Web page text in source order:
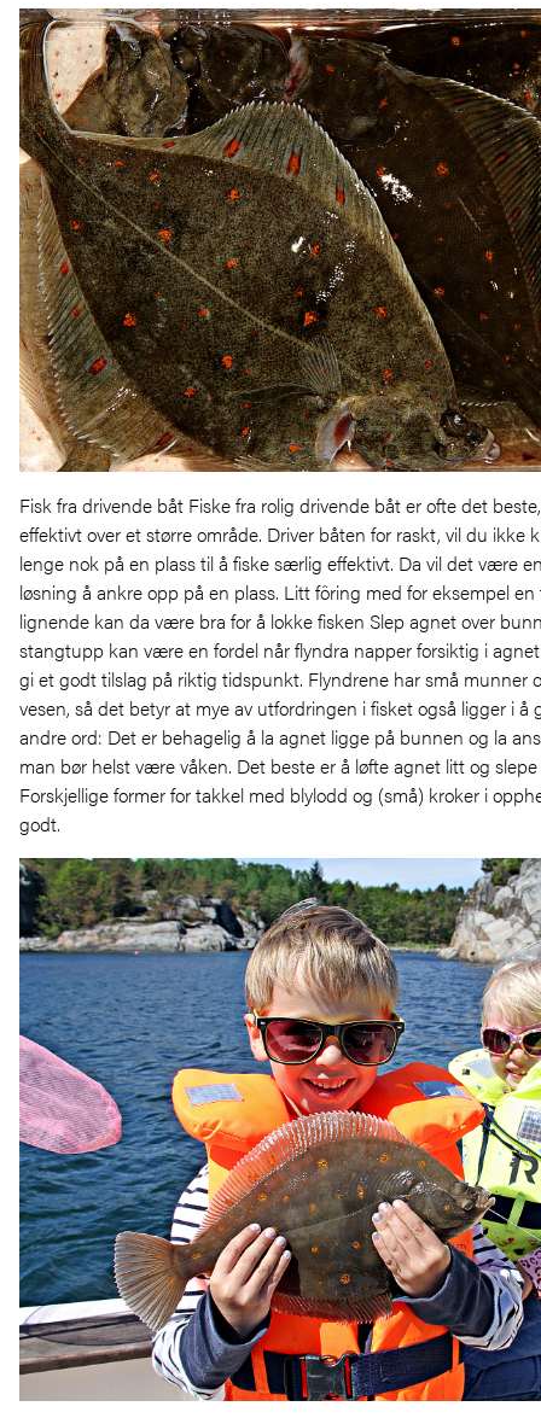
Fisk fra drivende båt Fiske fra rolig drivende båt er ofte det
effektivt over et større område. Driver båten for raskt, vil du ikke
lenge nok på en plass til å fiske særlig effektivt. Da vil det være
løsning å ankre opp på en plass. Litt fôring med for eksempel en
lignende kan da være bra for å lokke fisken Slep agnet over
stangtupp kan være en fordel når flyndra napper forsiktig i
gi et godt tilslag på riktig tidspunkt. Flyndrene har små munner
vesen, så det betyr at mye av utfordringen i fisket også ligger i å
andre ord: Det er behagelig å la agnet ligge på bunnen og la
man bør helst være våken. Det beste er å løfte agnet litt og
Forskjellige former for takkel med blylodd og (små) kroker i
godt.